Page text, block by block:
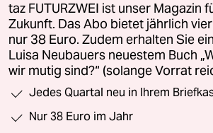
taz FUTURZWEI ist unser Magazin
Zukunft. Das Abo bietet jährlich
nur 38 Euro. Zudem erhalten Sie
Luisa Neubauers neuestem Buch
wir mutig sind?“ (solange Vorrat
Jedes Quartal neu in Ihrem
Nur 38 Euro im Jahr